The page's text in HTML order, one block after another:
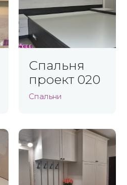
Спальня
проект 020
Спальни